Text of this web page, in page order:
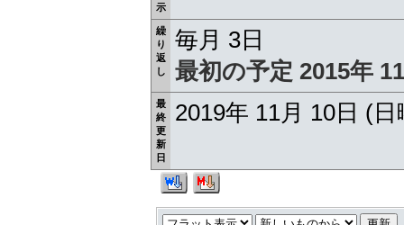
示
繰
り
返
し
毎月 3日
最初の予定 2015年
最
終
更
新
日
2019年 11月 10日 (日